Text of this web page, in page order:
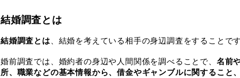
結婚調査とは
結婚調査とは 、結婚を考えている相手の身辺調査をすることです
婚前調査では、婚約者の身辺や人間関係を調べることで、 名前
所、職業などの基本情報から、借金やギャンブルに関すること